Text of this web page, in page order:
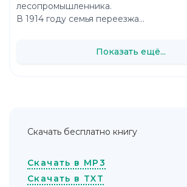
лесопромышленника.
В 1914 году семья переезжа...
Показать ещё...
Скачать бесплатно книгу
Скачать в MP3
Скачать в TXT